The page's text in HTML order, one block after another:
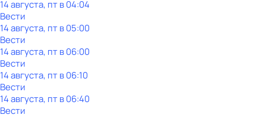
14 августа, пт в 04:04
Вести
14 августа, пт в 05:00
Вести
14 августа, пт в 06:00
Вести
14 августа, пт в 06:10
Вести
14 августа, пт в 06:40
Вести